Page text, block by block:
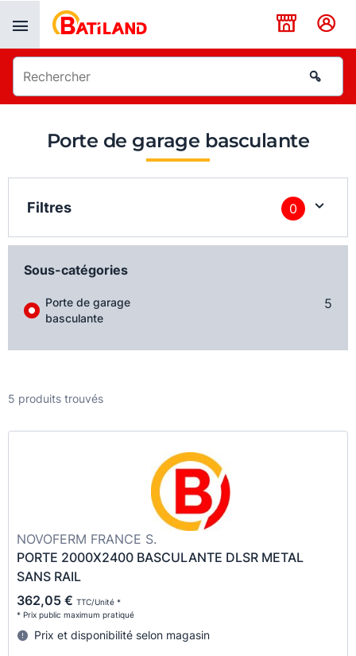
Porte de garage basculante
Filtres 0
Sous-catégories
Porte de garage
basculante
5
5 produits trouvés
NOVOFERM FRANCE S.
PORTE 2000X2400 BASCULANTE DLSR METAL
SANS RAIL
362,05 € TTC/Unité *
* Prix public maximum pratiqué
Prix et disponibilité selon magasin
Panneau de gestion des cookies